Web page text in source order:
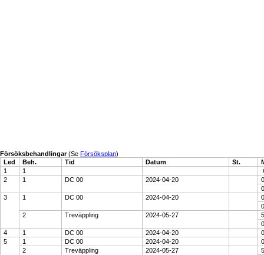
Försöksbehandlingar(Se Försöksplan)
Led
Beh. Tid Datum St.
1
1
2
1 DC 00 2024-04-20
3
1 DC 00 2024-04-20
2
Treväppling 2024-05-27
4
1 DC 00 2024-04-20
5
1 DC 00 2024-04-20
2
Treväppling 2024-05-27